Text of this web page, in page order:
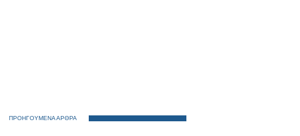
ΠΡΟΗΓΟΥΜΕΝΑ ΑΡΘΡΑ